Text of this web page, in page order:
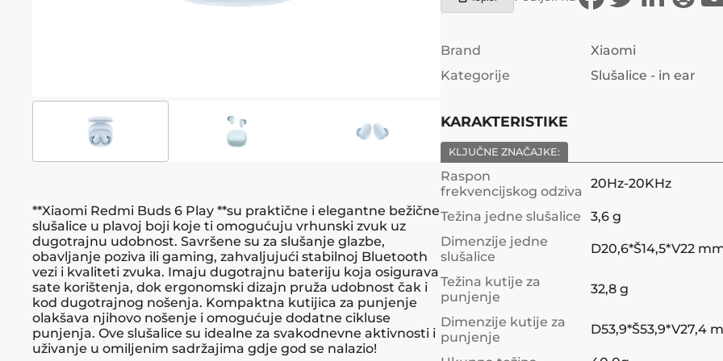
**Xiaomi Redmi Buds 6 Play **su praktične i elegantne bežične
slušalice u plavoj boji koje ti omogućuju vrhunski zvuk uz
dugotrajnu udobnost. Savršene su za slušanje glazbe,
obavljanje poziva ili gaming, zahvaljujući stabilnoj Bluetooth
vezi i kvaliteti zvuka. Imaju dugotrajnu bateriju koja osigurava
sate korištenja, dok ergonomski dizajn pruža udobnost čak i
kod dugotrajnog nošenja. Kompaktna kutijica za punjenje
olakšava njihovo nošenje i omogućuje dodatne cikluse
punjenja. Ove slušalice su idealne za svakodnevne aktivnosti i
uživanje u omiljenim sadržajima gdje god se nalazio!
Brand
Xiaomi
Kategorije
Slušalice - in ear
KARAKTERISTIKE
KLJUČNE ZNAČAJKE:
Raspon
frekvencijskog odziva 20Hz-20KHz
Težina jedne slušalice
3,6 g
Dimenzije jedne
slušalice
D20,6*Š14,5*V22
Težina kutije za
punjenje
32,8 g
Dimenzije kutije za
punjenje
D53,9*Š53,9*V27,4